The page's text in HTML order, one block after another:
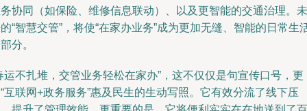
协同（如保险、维修信息联动）、以及更智能的交通治理。未
“智慧交管”，将使“在家办业务”成为更加无缝、智能的日常生
分。
运不扎堆，交管业务轻松在家办”，这不仅仅是句宣传口号，更
互联网+政务服务”惠及民生的生动写照。它有效分流了线下压